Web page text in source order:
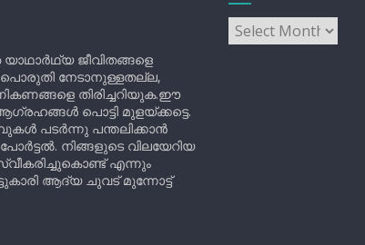
യാഥാർഥ്യ ജീവിതങ്ങളെ
പൊരുതി നേടാനുള്ളതല്ല,
തിരിച്ചറിയുക.ഈ
പൊട്ടി മുളയ്ക്കട്ടെ.
പടർന്നു പന്തലിക്കാൻ
നിങ്ങളുടെ വിലയേറിയ
എന്നും
ആദ്യ ചുവട് മുന്നോട്ട്
Archives